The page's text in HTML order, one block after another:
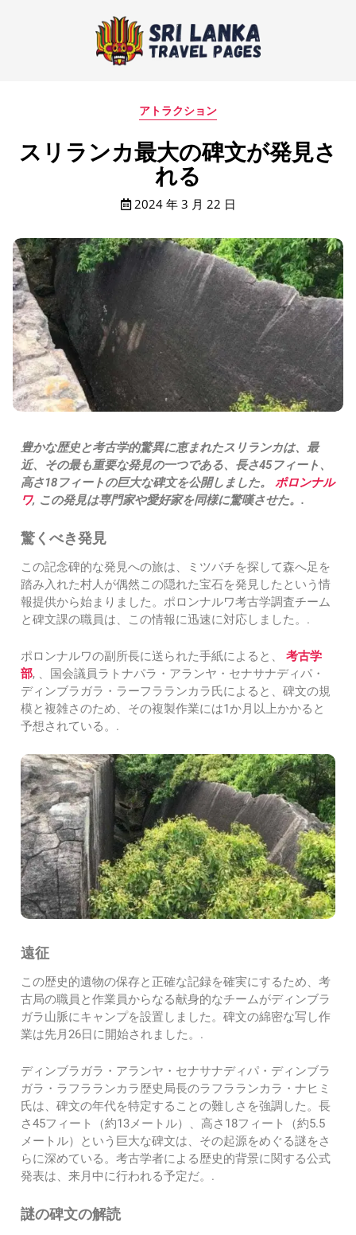
アトラクション
スリランカ最大の碑文が発見さ
れる
2024 年 3 月 22 日
豊かな歴史と考古学的驚異に恵まれたスリランカは、最
近、その最も重要な発見の一つである、長さ45フィート、
高さ18フィートの巨大な碑文を公開しました。 ポロンナル
ワ, この発見は専門家や愛好家を同様に驚嘆させた。.
驚くべき発見
この記念碑的な発見への旅は、ミツバチを探して森へ足を
踏み入れた村人が偶然この隠れた宝石を発見したという情
報提供から始まりました。ポロンナルワ考古学調査チーム
と碑文課の職員は、この情報に迅速に対応しました。.
ポロンナルワの副所長に送られた手紙によると、 考古学
部, 、国会議員ラトナパラ・アランヤ・セナサナディパ・
ディンブラガラ・ラーフラランカラ氏によると、碑文の規
模と複雑さのため、その複製作業には1か月以上かかると
予想されている。.
遠征
この歴史的遺物の保存と正確な記録を確実にするため、考
古局の職員と作業員からなる献身的なチームがディンブラ
ガラ山脈にキャンプを設置しました。碑文の綿密な写し作
業は先月26日に開始されました。.
ディンブラガラ・アランヤ・セナサナディパ・ディンブラ
ガラ・ラフラランカラ歴史局長のラフラランカラ・ナヒミ
氏は、碑文の年代を特定することの難しさを強調した。長
さ45フィート（約13メートル）、高さ18フィート（約5.5
メートル）という巨大な碑文は、その起源をめぐる謎をさ
らに深めている。考古学者による歴史的背景に関する公式
発表は、来月中に行われる予定だ。.
謎の碑文の解読